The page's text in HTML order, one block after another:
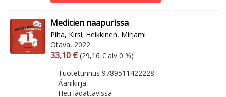
Medicien naapurissa
Piha, Kirsi; Heikkinen, Mirjami
Otava, 2022
Arvonlisäverollinen hinta
33,10 € Arvonlisäveroton hinta
(29,16 € alv 0 %)
Tuotetunnus 9789511422228
Äänikirja
Heti ladattavissa